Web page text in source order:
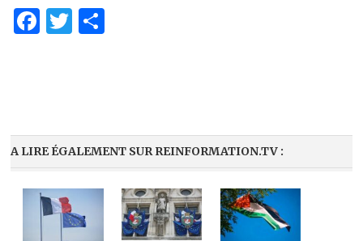
Facebook
Twitter
A LIRE ÉGALEMENT SUR REINFORMATION.TV :